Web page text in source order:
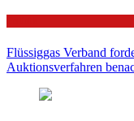
Flüssiggas Verband
Auktionsverfahren